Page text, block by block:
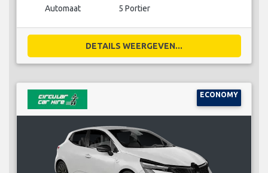
Automaat 5 Portier
DETAILS WEERGEVEN...
ECONOMY